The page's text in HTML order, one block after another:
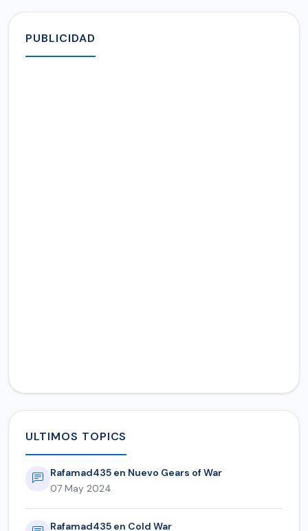
PUBLICIDAD
ULTIMOS TOPICS
Rafamad435 en Nuevo Gears of War
07 May 2024
Rafamad435 en Cold War